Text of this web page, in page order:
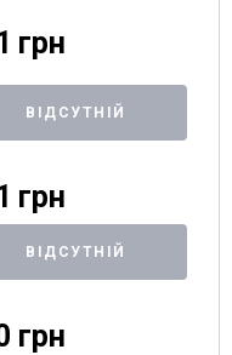
грн
ВІДСУТНІЙ
грн
ВІДСУТНІЙ
грн